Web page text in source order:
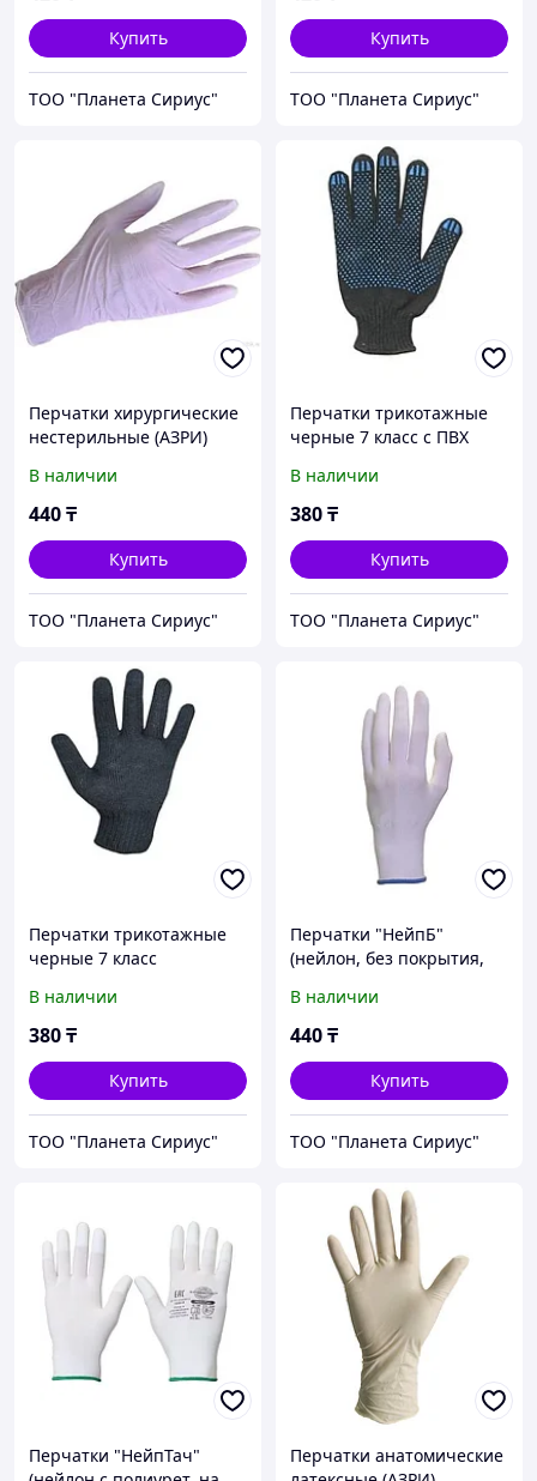
Купить
ТОО "Планета Сириус"
Купить
ТОО "Планета Сириус"
Перчатки хирургические
нестерильные (АЗРИ)
В наличии
440₸
Купить
ТОО "Планета Сириус"
Перчатки трикотажные
черные 7 класс с ПВХ
В наличии
380₸
Купить
ТОО "Планета Сириус"
Перчатки трикотажные
черные 7 класс
В наличии
380₸
Купить
ТОО "Планета Сириус"
Перчатки "НейпБ"
(нейлон, без покрытия,
В наличии
440₸
Купить
ТОО "Планета Сириус"
Перчатки "НейпТач"
Перчатки анатомические